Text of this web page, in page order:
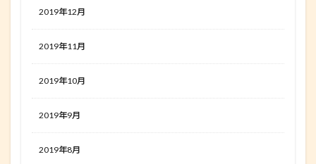
2019年12月
2019年11月
2019年10月
2019年9月
2019年8月